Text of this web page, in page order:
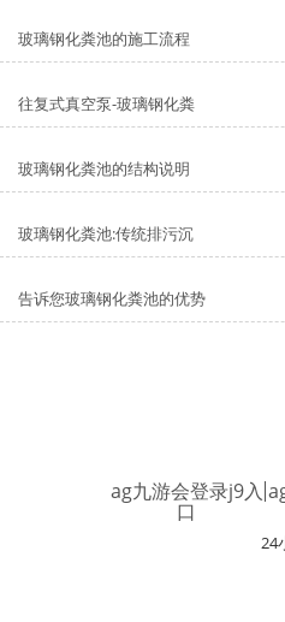
玻璃钢化粪池的施工流程
往复式真空泵-玻璃钢化粪
玻璃钢化粪池的结构说明
玻璃钢化粪池:传统排污沉
告诉您玻璃钢化粪池的优势
ag九游会登录j9入
口
24